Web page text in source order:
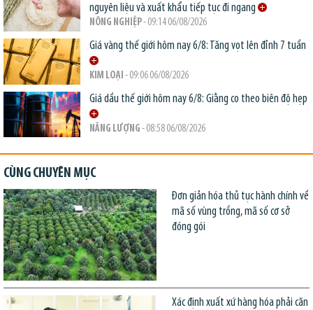
nguyên liệu và xuất khẩu tiếp tục đi ngang
NÔNG NGHIỆP- 09:14 06/08/2026
Giá vàng thế giới hôm nay 6/8: Tăng vọt lên đỉnh 7 tuần
KIM LOẠI - 09:06 06/08/2026
Giá dầu thế giới hôm nay 6/8: Giằng co theo biên độ hẹp
NĂNG LƯỢNG - 08:58 06/08/2026
CÙNG CHUYÊN MỤC
Đơn giản hóa thủ tục hành chính về
mã số vùng trồng, mã số cơ sở
đóng gói
Xác định xuất xứ hàng hóa phải căn